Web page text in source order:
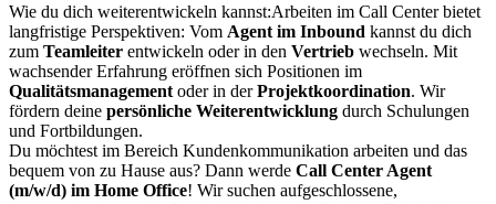
Wie du dich weiterentwickeln kannst:Arbeiten im Call Center bietet
langfristige Perspektiven: Vom Agent im Inbound kannst du dich
zum Teamleiter entwickeln oder in den Vertrieb wechseln. Mit
wachsender Erfahrung eröffnen sich Positionen im
Qualitätsmanagement oder in derProjektkoordination. Wir
fördern deine persönliche Weiterentwicklung durch Schulungen
und Fortbildungen.
Du möchtest im Bereich Kundenkommunikation arbeiten und das
bequem von zu Hause aus? Dann werde Call Center Agent
(m/w/d) im Home Office! Wir suchen aufgeschlossene,